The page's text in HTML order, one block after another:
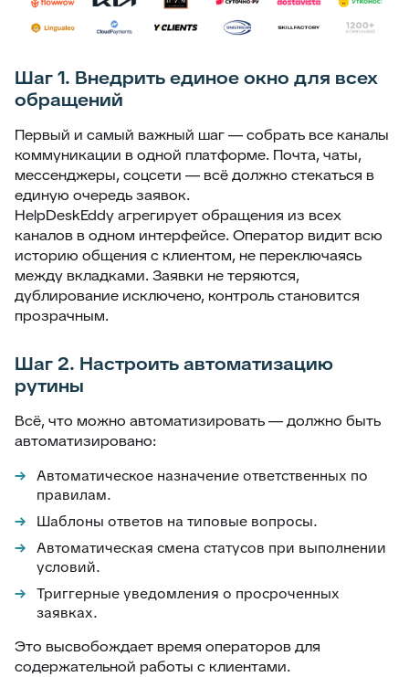
Шаг 1. Внедрить единое окно для всех
обращений
Первый и самый важный шаг — собрать все каналы
коммуникации в одной платформе. Почта, чаты,
мессенджеры, соцсети — всё должно стекаться в
единую очередь заявок.
HelpDeskEddy агрегирует обращения из всех
каналов в одном интерфейсе. Оператор видит всю
историю общения с клиентом, не переключаясь
между вкладками. Заявки не теряются,
дублирование исключено, контроль становится
прозрачным.
Шаг 2. Настроить автоматизацию
рутины
Всё, что можно автоматизировать — должно быть
автоматизировано:
Автоматическое назначение ответственных по
правилам.
Шаблоны ответов на типовые вопросы.
Автоматическая смена статусов при выполнении
условий.
Триггерные уведомления о просроченных
заявках.
Это высвобождает время операторов для
содержательной работы с клиентами.